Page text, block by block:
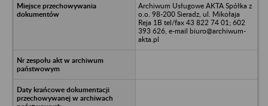
Archiwum Usługowe AKTA Spółka z
o.o. 98-200 Sieradz, ul. Mikołaja
Reja 1B tel/fax 43 822 74 01; 602
393 626, e-mail biuro@archiwum-
akta.pl